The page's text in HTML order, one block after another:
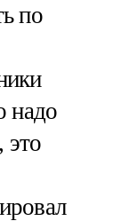
по
надо
это